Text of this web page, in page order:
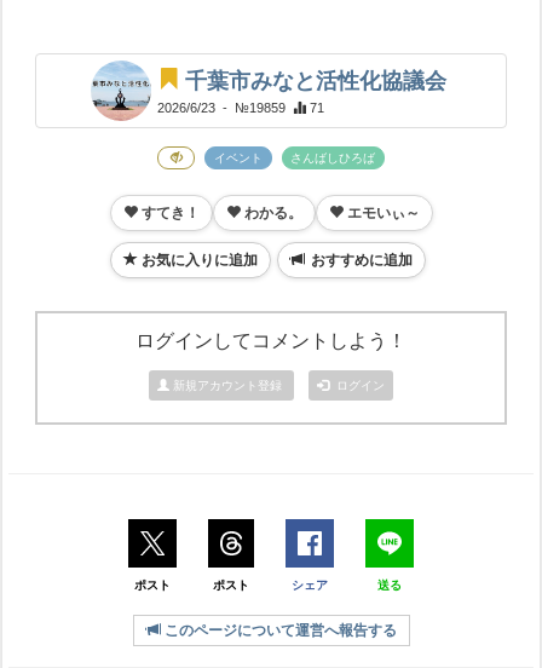
千葉市みなと活性化協議会
2026/6/23 - №19859 71
イベント さんばしひろば
すてき！ わかる。 エモいぃ～
お気に入りに追加 おすすめに追加
ログインしてコメントしよう！
新規アカウント登録 ログイン
ポスト ポスト シェア 送る
このページについて運営へ報告する